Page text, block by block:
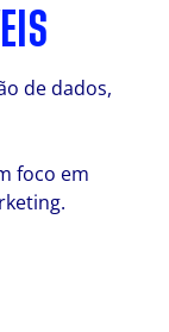
de dados,
foco em